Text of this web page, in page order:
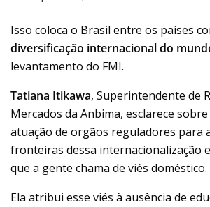
Isso coloca o Brasil entre os países
diversificação internacionaldo
levantamento do FMI.
Tatiana Itikawa, Superintendente de
Mercados da Anbima, esclarece
atuação de orgãos reguladores para
fronteiras dessa internacionalização
que a gente chama de viés doméstico.
Ela atribui esse viés à ausência de